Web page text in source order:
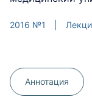
2016 №1
Аннотация